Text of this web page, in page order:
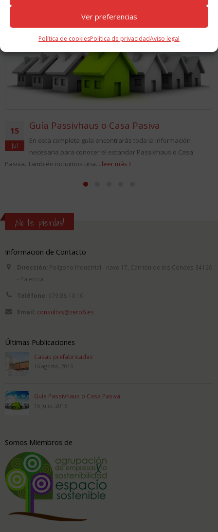
Ver preferencias
Política de cookiesPolítica de privacidadAviso legal
15
Jul
Guía Passivhaus o Casa Pasiva
En esta completa guía encontrarás toda la información
necesaria para conocer el estandar Passivhaus o Casa
Pasiva. También incluimos una... leer más
¡No te pierdas!
Informacion de Contacto
Dirección: Polígono Industrial - nave 17, Carrión de los Condes 34120
- Palencia
Teléfono: 979 88 10 10
Email: consultas@zero6.es
Últimas Publicaciones
Casas prefabricadas
16 agosto, 2016
Guía Passivhaus o Casa Pasiva
15 julio, 2016
Somos Miembros de